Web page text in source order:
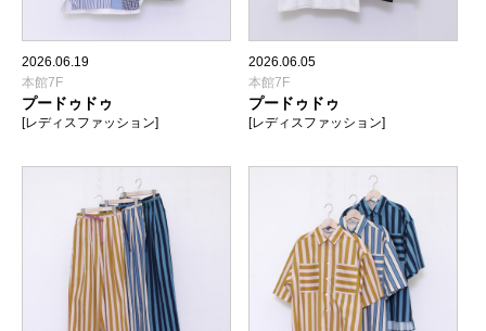
2026.06.19
本館7F
プードゥドゥ
[レディスファッション]
2026.06.05
本館7F
プードゥドゥ
[レディスファッション]